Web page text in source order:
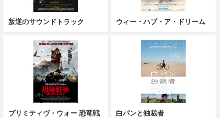
叛逆のサウンドトラック ウィー・ハブ・ア・ドリーム
プリミティヴ・ウォー 恐竜戦
白パンと独裁者